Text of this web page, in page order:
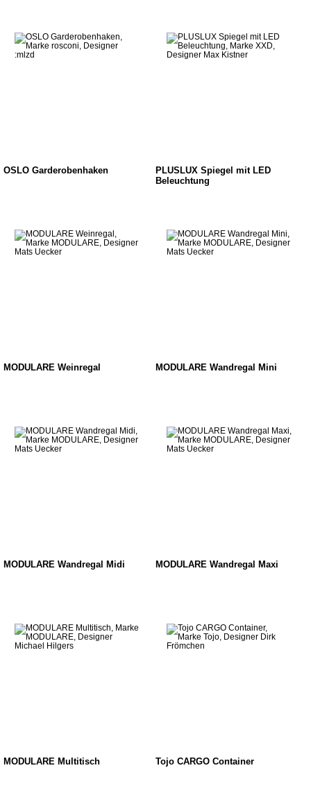
OSLO Garderobenhaken
PLUSLUX Spiegel mit LED
Beleuchtung
MODULARE Weinregal MODULARE Wandregal Mini
MODULARE Wandregal Midi MODULARE Wandregal Maxi
MODULARE Multitisch Tojo CARGO Container